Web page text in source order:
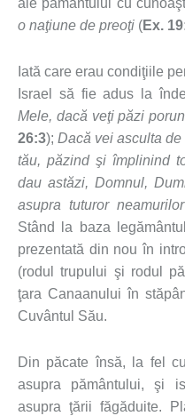
ale pământului cu
o naţiune de preoţi (Ex.
Iată care erau condiţiile
Israel să fie adus la
Mele, dacă veţi păzi
26:3); Dacă vei asculta
tău, păzind şi împlinind
dau astăzi, Domnul,
asupra tuturor
Stând la baza
prezentată din nou în
(rodul trupului şi rodul
ţara Canaanului în
Cuvântul Său.
Din păcate însă, la fel
asupra pământului, şi
asupra ţării făgăduite.